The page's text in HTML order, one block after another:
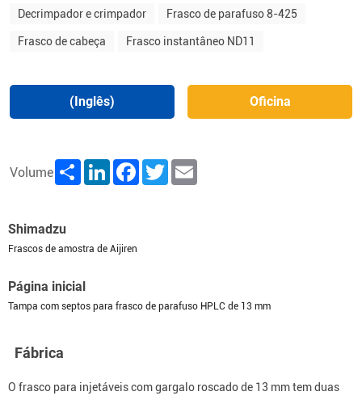
Decrimpador e crimpador Frasco de parafuso 8-425
Frasco de cabeça Frasco instantâneo ND11
(Inglês) Oficina
Volume Share LinkedInFacebookTwitter
Shimadzu
Frascos de amostra de Aijiren
Página inicial
Tampa com septos para frasco de parafuso HPLC de 13 mm
Fábrica
O frasco para injetáveis ​​com gargalo roscado de 13 mm tem duas